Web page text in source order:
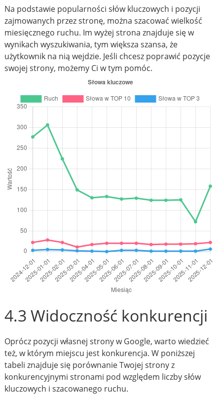
Na podstawie popularności słów kluczowych i pozycji
zajmowanych przez stronę, można szacować wielkość
miesięcznego ruchu. Im wyżej strona znajduje się w
wynikach wyszukiwania, tym większa szansa, że
użytkownik na nią wejdzie. Jeśli chcesz poprawić pozycje
swojej strony, możemy Ci w tym pomóc.
4.3 Widoczność konkurencji
Oprócz pozycji własnej strony w Google, warto wiedzieć
też, w którym miejscu jest konkurencja. W poniższej
tabeli znajduje się porównanie Twojej strony z
konkurencyjnymi stronami pod względem liczby słów
kluczowych i szacowanego ruchu.